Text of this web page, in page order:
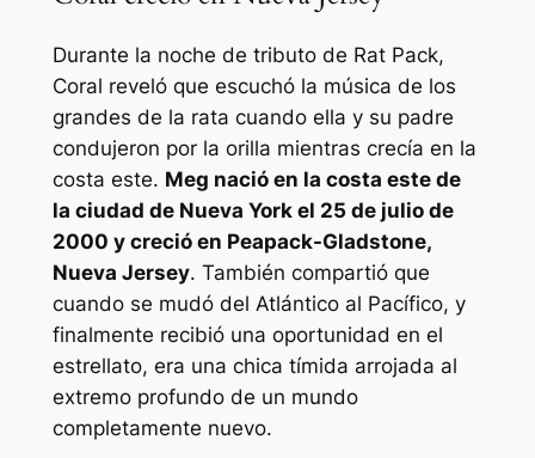
Durante la noche de tributo de Rat Pack,
Coral reveló que escuchó la música de los
grandes de la rata cuando ella y su padre
condujeron por la orilla mientras crecía en la
costa este. Meg nació en la costa este de
la ciudad de Nueva York el 25 de julio de
2000 y creció en Peapack-Gladstone,
Nueva Jersey. También compartió que
cuando se mudó del Atlántico al Pacífico, y
finalmente recibió una oportunidad en el
estrellato, era una chica tímida arrojada al
extremo profundo de un mundo
completamente nuevo.